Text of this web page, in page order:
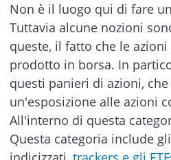
Non è il luogo qui di fare
Tuttavia alcune nozioni
queste, il fatto che le
prodotto in borsa. In
questi panieri di azioni,
un'esposizione alle azioni
All'interno di questa
Questa categoria include